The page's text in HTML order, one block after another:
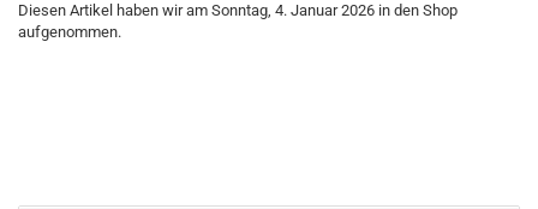
Diesen Artikel haben wir am Sonntag, 4. Januar 2026 in den Shop
aufgenommen.